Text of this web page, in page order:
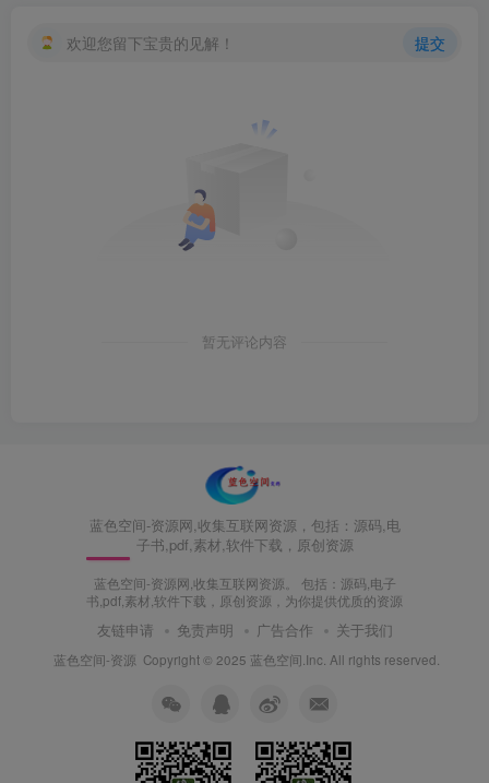
欢迎您留下宝贵的见解！ 提交
暂无评论内容
蓝色空间-资源网,收集互联网资源，包括：源码,电
子书,pdf,素材,软件下载，原创资源
蓝色空间-资源网,收集互联网资源。 包括：源码,电子
书,pdf,素材,软件下载，原创资源，为你提供优质的资源
友链申请 免责声明 广告合作 关于我们
蓝色空间-资源 Copyright © 2025 蓝色空间.Inc. All rights reserved.